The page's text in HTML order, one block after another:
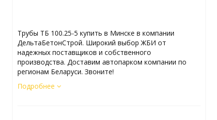
Трубы ТБ 100.25-5 купить в Минске в компании
ДельтаБетонСтрой. Широкий выбор ЖБИ от
надежных поставщиков и собственного
производства. Доставим автопарком компании по
регионам Беларуси. Звоните!
Подробнее